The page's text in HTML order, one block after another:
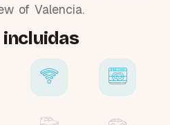
of Valencia.